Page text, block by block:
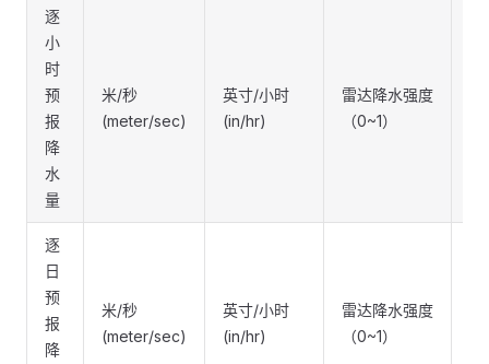
逐
小
时
预
报
降
水
量
米/秒
(meter/sec)
英寸/小时
(in/hr)
雷达降水强度
（0~1）
逐
日
预
报
降
米/秒
(meter/sec)
英寸/小时
(in/hr)
雷达降水强度
（0~1）